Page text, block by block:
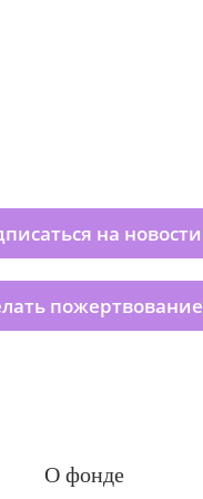
на новости
пожертвование
О фонде